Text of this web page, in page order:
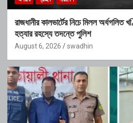
রাজধানীর কালভার্টের নিচে মিলল অর্ধগলিত
হত্যার রহস্যে তদন্তে পুলিশ
August 6, 2026 swadhin